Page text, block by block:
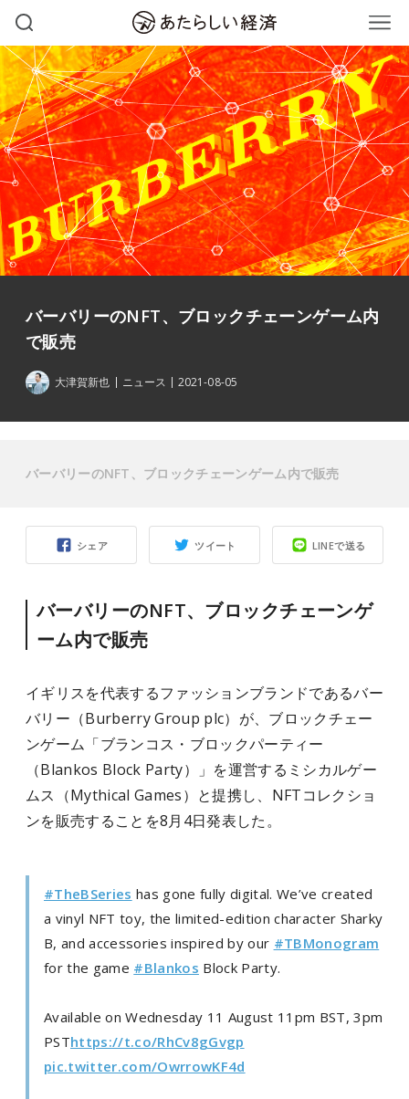
バーバリーのNFT、ブロックチェーンゲーム内
で販売
大津賀新也 ニュース 2021-08-05
シェア ツイート LINEで送る
バーバリーのNFT、ブロックチェーンゲ
ーム内で販売
イギリスを代表するファッションブランドであるバー
バリー（Burberry Group plc）が、ブロックチェー
ンゲーム「ブランコス・ブロックパーティー
（Blankos Block Party）」を運営するミシカルゲー
ムス（Mythical Games）と提携し、NFTコレクショ
ンを販売することを8月4日発表した。
#TheBSeries has gone fully digital. We’ve created
a vinyl NFT toy, the limited-edition character Sharky
B, and accessories inspired by our #TBMonogram
for the game #Blankos Block Party.
Available on Wednesday 11 August 11pm BST, 3pm
PSThttps://t.co/RhCv8gGvgp
pic.twitter.com/OwrrowKF4d
バーバリーのNFT、ブロックチェーンゲーム内で販売